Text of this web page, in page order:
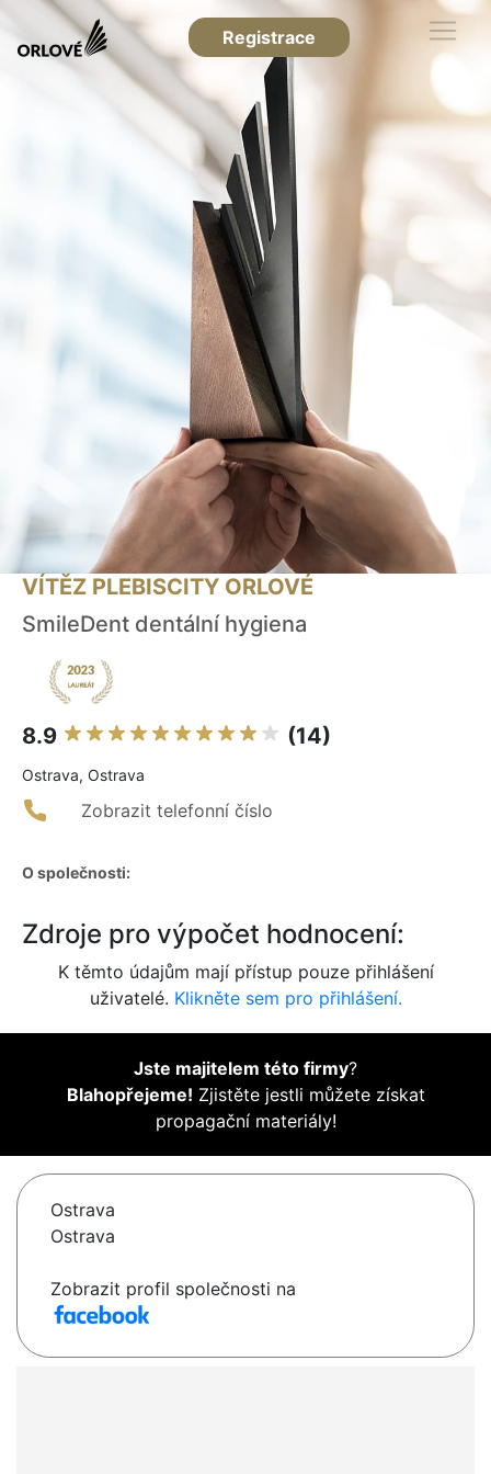
Registrace
VÍTĚZ PLEBISCITY ORLOVÉ
SmileDent dentální hygiena
8.9 (14)
Ostrava, Ostrava
Zobrazit telefonní číslo
O společnosti:
Zdroje pro výpočet hodnocení:
K těmto údajům mají přístup pouze přihlášení
uživatelé. Klikněte sem pro přihlášení.
Jste majitelem této firmy?
Blahopřejeme! Zjistěte jestli můžete získat
propagační materiály!
Ostrava
Ostrava
Zobrazit profil společnosti na